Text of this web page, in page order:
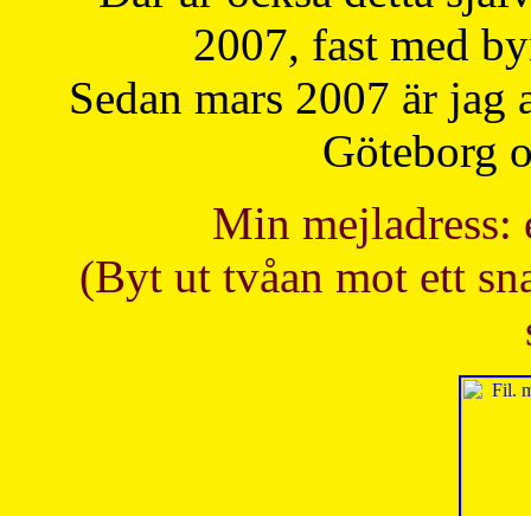
2007, fast med
Sedan mars 2007 är
Göteborg
Min mejladress:
(Byt ut tvåan mot ett